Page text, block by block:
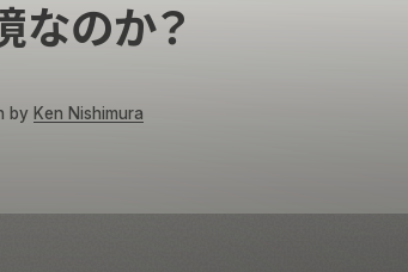
なのか？
byKen Nishimura